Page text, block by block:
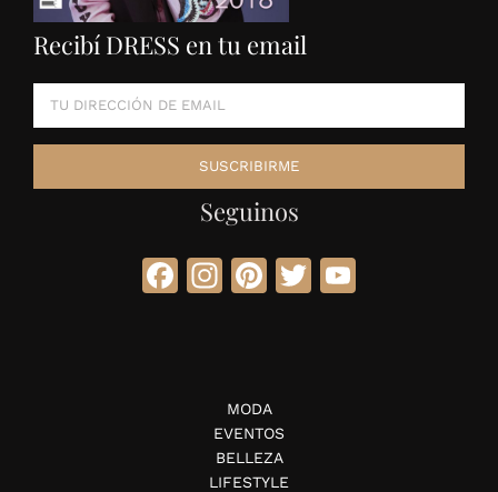
Recibí DRESS en tu email
Seguinos
Facebook
Instagram
Pinterest
Twitter
MODA
EVENTOS
BELLEZA
LIFESTYLE